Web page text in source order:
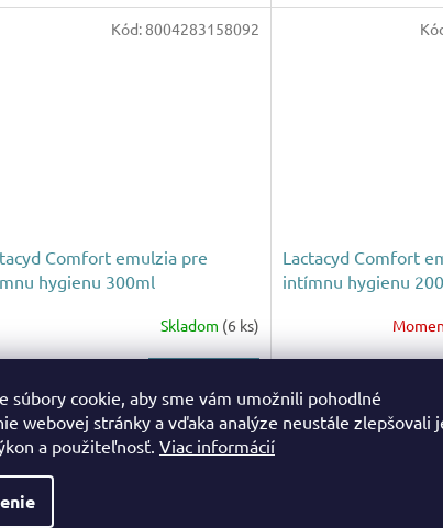
súbory cookie, aby sme vám umožnili pohodlné
webovej stránky a vďaka analýze neustále zlepšovali
a použiteľnosť. Viac informácií
Comfort emulzia pre
hygienu 300ml
Skladom (6 ks)
Kód:8004283158092
Lactacyd Comfort
intímnu hygienu
€2,49